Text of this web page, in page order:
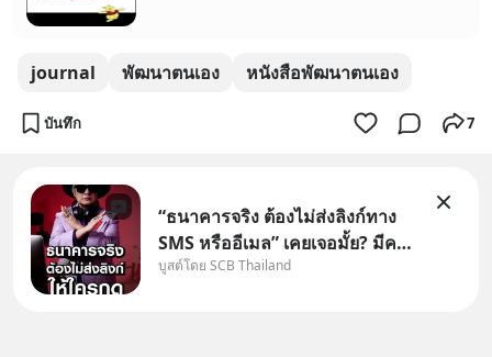
journal พัฒนาตนเอง หนังสือพัฒนาตนเอง
บันทึก 7
“ธนาคารจริง ต้องไม่ส่งลิงก์ทาง
SMS หรืออีเมล” เคยเจอมั้ย? มีคน
อ้างว่าโทรจากธนาคาร บอกว่า
บูสต์โดย SCB Thailand